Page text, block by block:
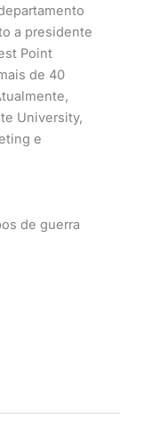
a presidente
Point
de 40
University,
e
de guerra